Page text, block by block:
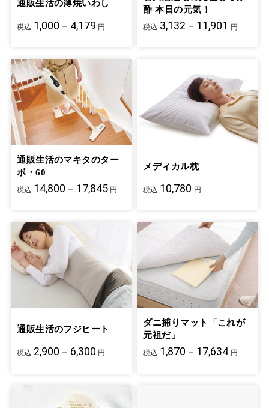
通販生活の薄焼いわし
税込 1,000－4,179 円
酢 本日の元気！
税込 3,132－11,901 円
通販生活のマキタのター
ボ・60
税込 14,800－17,845 円
メディカル枕
税込 10,780 円
通販生活のフジヒート
税込 2,900－6,300 円
ダニ捕りマット「これが
元祖だ」
税込 1,870－17,634 円